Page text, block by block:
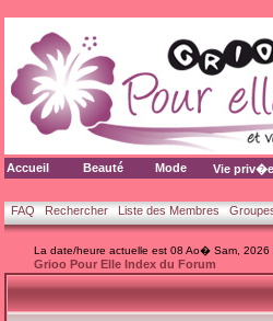
Accueil Beauté Mode Vie priv�e
FAQ Rechercher Liste des Membres
La date/heure actuelle est 08 Ao� Sam, 2026
Grioo Pour Elle Index du Forum